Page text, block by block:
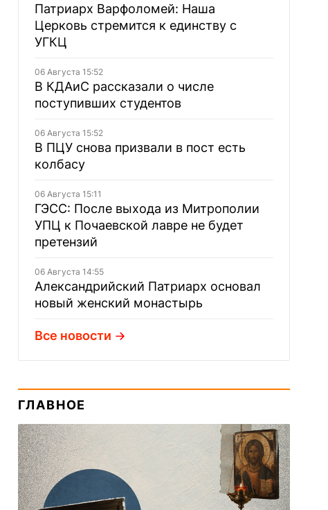
Патриарх Варфоломей: Наша
Церковь стремится к единству с
УГКЦ
06 Августа 15:52
В КДАиС рассказали о числе
поступивших студентов
06 Августа 15:52
В ПЦУ снова призвали в пост есть
колбасу
06 Августа 15:11
ГЭСС: После выхода из Митрополии
УПЦ к Почаевской лавре не будет
претензий
06 Августа 14:55
Александрийский Патриарх основал
новый женский монастырь
Все новости
ГЛАВНОЕ